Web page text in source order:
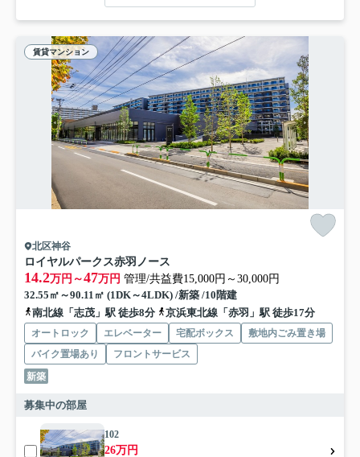
賃貸マンション
北区神谷
ロイヤルパークス赤羽ノース
14.2万円～47万円 管理/共益費15,000円～30,000円
32.55㎡～90.11㎡ (1DK～4LDK) /新築 /10階建
南北線「志茂」駅 徒歩8分
京浜東北線「赤羽」駅 徒歩17分
オートロック エレベーター 宅配ボックス
敷地内ごみ置き場
バイク置場あり
フロントサービス
新築
募集中の部屋
102
26万円